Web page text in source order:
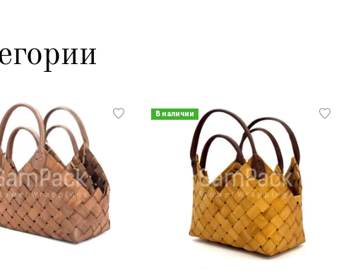
В наличии